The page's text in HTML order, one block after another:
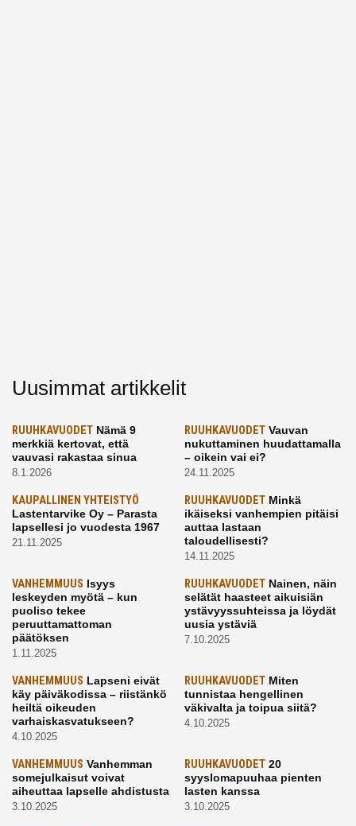
Uusimmat artikkelit
RUUHKAVUODET Nämä 9
merkkiä kertovat, että
vauvasi rakastaa sinua
8.1.2026
RUUHKAVUODETVauvan
nukuttaminen huudattamalla
– oikein vai ei?
24.11.2025
KAUPALLINEN YHTEISTYÖ
Lastentarvike Oy – Parasta
lapsellesi jo vuodesta 1967
21.11.2025
RUUHKAVUODETMinkä
ikäiseksi vanhempien pitäisi
auttaa lastaan
taloudellisesti?
14.11.2025
VANHEMMUUS Isyys
leskeyden myötä – kun
puoliso tekee
peruuttamattoman
päätöksen
1.11.2025
RUUHKAVUODETNainen, näin
selätät haasteet aikuisiän
ystävyyssuhteissa ja löydät
uusia ystäviä
7.10.2025
VANHEMMUUS Lapseni eivät
käy päiväkodissa – riistänkö
heiltä oikeuden
varhaiskasvatukseen?
4.10.2025
RUUHKAVUODETMiten
tunnistaa hengellinen
väkivalta ja toipua siitä?
4.10.2025
VANHEMMUUS Vanhemman
somejulkaisut voivat
aiheuttaa lapselle ahdistusta
3.10.2025
RUUHKAVUODET20
syyslomapuuhaa pienten
lasten kanssa
3.10.2025